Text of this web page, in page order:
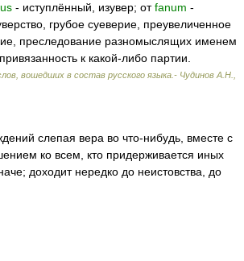
- иступлённый, изувер; отfanum -
грубое суеверие, преувеличенное
преследование разномыслящих именем
к какой-либо партии.
вошедших в состав русского языка.- Чудинов А.Н.
слепая вера во что-нибудь, вместе с
ко всем, кто придерживается иных
доходит нередко до неистовства, до